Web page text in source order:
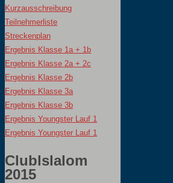
Kurzausschreibung
Teilnehmerliste
Streckenplan
Ergebnis Klasse 1a + 1b
Ergebnis Klasse 2a + 2c
Ergebnis Klasse 2b
Ergebnis Klasse 3a
Ergebnis Klasse 3b
Ergebnis Youngster Lauf 1
Ergebnis Youngster Lauf 1
Clublslalom
2015